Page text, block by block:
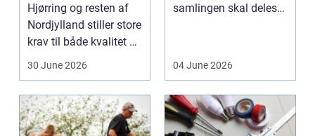
Hjørring og resten af
Nordjylland stiller store
krav til både kvalitet og
30 June 2026
samlingen skal deles
04 June 2026